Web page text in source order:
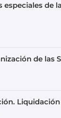
especiales de
de las